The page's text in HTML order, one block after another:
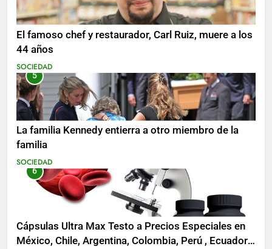
El famoso chef y restaurador, Carl Ruiz, muere a los
44 años
SOCIEDAD
5
La familia Kennedy entierra a otro miembro de la
familia
SOCIEDAD
6
Cápsulas Ultra Max Testo a Precios Especiales en
México, Chile, Argentina, Colombia, Perú , Ecuador,